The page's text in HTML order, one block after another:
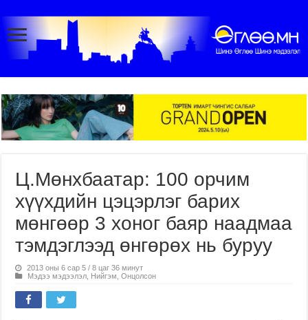
Ц.Мөнхбаатар: 100 орчим
хүүхдийн цэцэрлэг барих
мөнгөөр 3 хоног баяр наадмаа
тэмдэглээд өнгөрөх нь буруу
2013 оны 6 сар 5 / 8 цаг 36 минут
Мэдээ мэдээлэл Нийгэм ,Онцолсон